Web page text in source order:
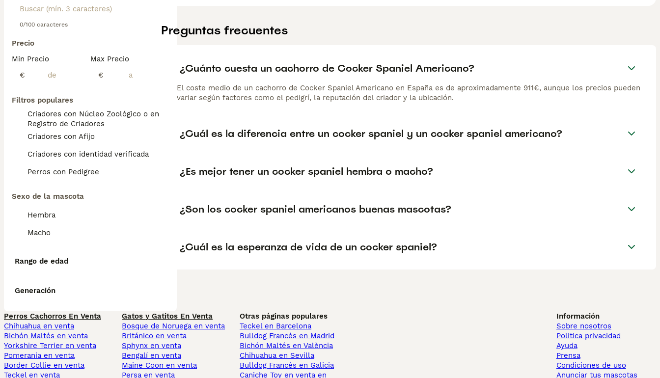
0/100 caracteres
Precio
Min Precio
€
Max Precio
€
Filtros populares
Criadores con Núcleo Zoológico o en el
Registro de Criadores
Criadores con Afijo
Criadores con identidad verificada
Perros con Pedigree
Sexo de la mascota
Hembra
Macho
Rango de edad
Generación
Preguntas frecuentes
¿Cuánto cuesta un cachorro de Cocker Spaniel Americano?
El coste medio de un cachorro de Cocker Spaniel Americano en España es de aproximadamente 911€, aunque los precios pueden
variar según factores como el pedigrí, la reputación del criador y la ubicación.
¿Cuál es la diferencia entre un cocker spaniel y un cocker spaniel americano?
¿Es mejor tener un cocker spaniel hembra o macho?
¿Son los cocker spaniel americanos buenas mascotas?
¿Cuál es la esperanza de vida de un cocker spaniel?
Perros Cachorros En Venta
Chihuahua en venta
Bichón Maltés en venta
Yorkshire Terrier en venta
Pomerania en venta
Border Collie en venta
Teckel en venta
Gatos y Gatitos En Venta
Bosque de Noruega en venta
Británico en venta
Sphynx en venta
Bengalí en venta
Maine Coon en venta
Persa en venta
Otras páginas populares
Teckel en Barcelona
Bulldog Francés en Madrid
Bichón Maltés en València
Chihuahua en Sevilla
Bulldog Francés en Galicia
Caniche Toy en venta en
Información
Sobre nosotros
Politica privacidad
Ayuda
Prensa
Condiciones de uso
Anunciar tus mascotas